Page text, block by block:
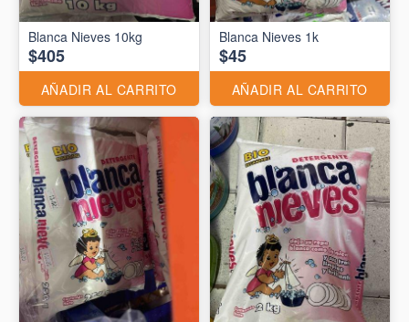
Blanca Nieves 10kg
$405
AÑADIR AL CARRITO
Blanca Nieves 1k
$45
AÑADIR AL CARRITO